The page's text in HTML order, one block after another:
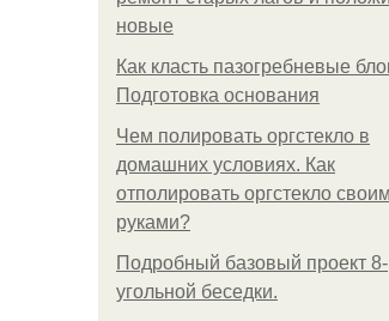
новые
Как класть пазогребневые
Подготовка основания
Чем полировать оргстекло в
домашних условиях. Как
отполировать оргстекло
руками?
Подробный базовый проект 8-
угольной беседки.